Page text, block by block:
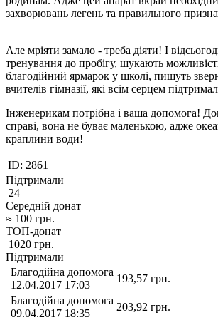
захворювань легень та правильного
Але мріяти замало - треба діяти! І
тренування до пробігу, шукають
благодійний ярмарок у школі, пишуть
вчителів гімназії, які всім серцем
Інженерикам потрібна і ваша допомога!
справі, вона не буває маленькою, адже
краплини води!
ID: 2861
Підтримали
24
Середній донат
≈ 100 грн.
ТОП-донат
1020 грн.
Підтримали
Благодійна допомога
12.04.2017 17:03
193,57 грн.
Благодійна допомога
09.04.2017 18:35
203,92 грн.